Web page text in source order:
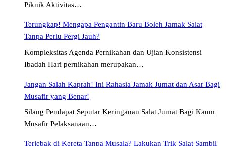
Piknik Aktivitas…
Terungkap! Mengapa Pengantin Baru Boleh Jamak Salat
Tanpa Perlu Pergi Jauh?
Kompleksitas Agenda Pernikahan dan Ujian Konsistensi
Ibadah Hari pernikahan merupakan…
Jangan Salah Kaprah! Ini Rahasia Jamak Jumat dan Asar Bagi
Musafir yang Benar!
Silang Pendapat Seputar Keringanan Salat Jumat Bagi Kaum
Musafir Pelaksanaan…
Terjebak di Kereta Tanpa Musala? Lakukan Trik Salat Sambil